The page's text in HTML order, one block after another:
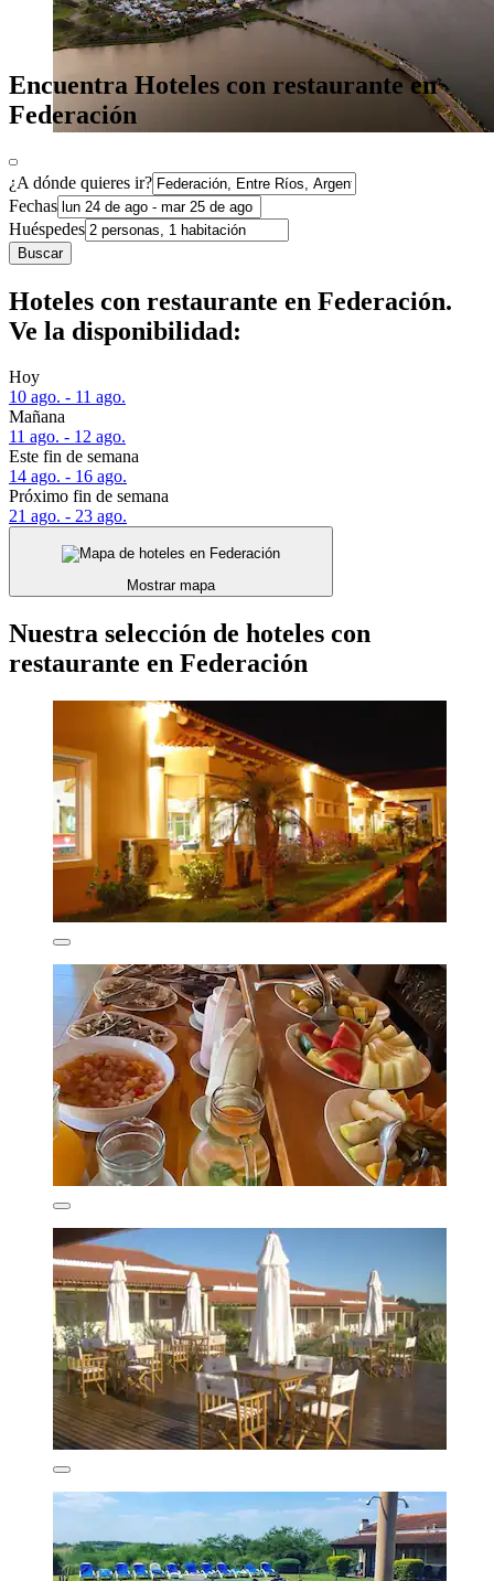
Encuentra Hoteles con restaurante en
Federación
¿A dónde quieres ir?
Fechas
Huéspedes
Buscar
Hoteles con restaurante en Federación.
Ve la disponibilidad:
Hoy
10 ago. - 11 ago.
Mañana
11 ago. - 12 ago.
Este fin de semana
14 ago. - 16 ago.
Próximo fin de semana
21 ago. - 23 ago.
Mostrar mapa
Nuestra selección de hoteles con
restaurante en Federación